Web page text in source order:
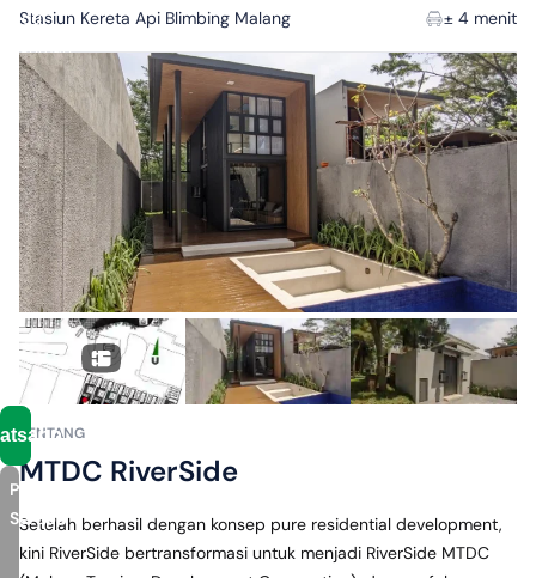
Abdul
Rachman
Saleh
± 20
menit ke
Tol
Singosari
± 10
menit ke
Bandara
Abdul
Rachman
Saleh
Malang
Proyek
Serupa
Official Developer
Stasiun Kereta Api Blimbing Malang ± 4 menit
TENTANG
MTDC RiverSide
Setelah berhasil dengan konsep pure residential development,
kini RiverSide bertransformasi untuk menjadi RiverSide MTDC